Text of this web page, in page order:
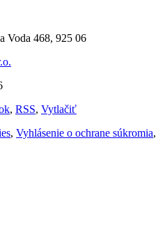
Voda 468, 925 06
, RSS, Vytlačiť
, Vyhlásenie o ochrane súkromia,